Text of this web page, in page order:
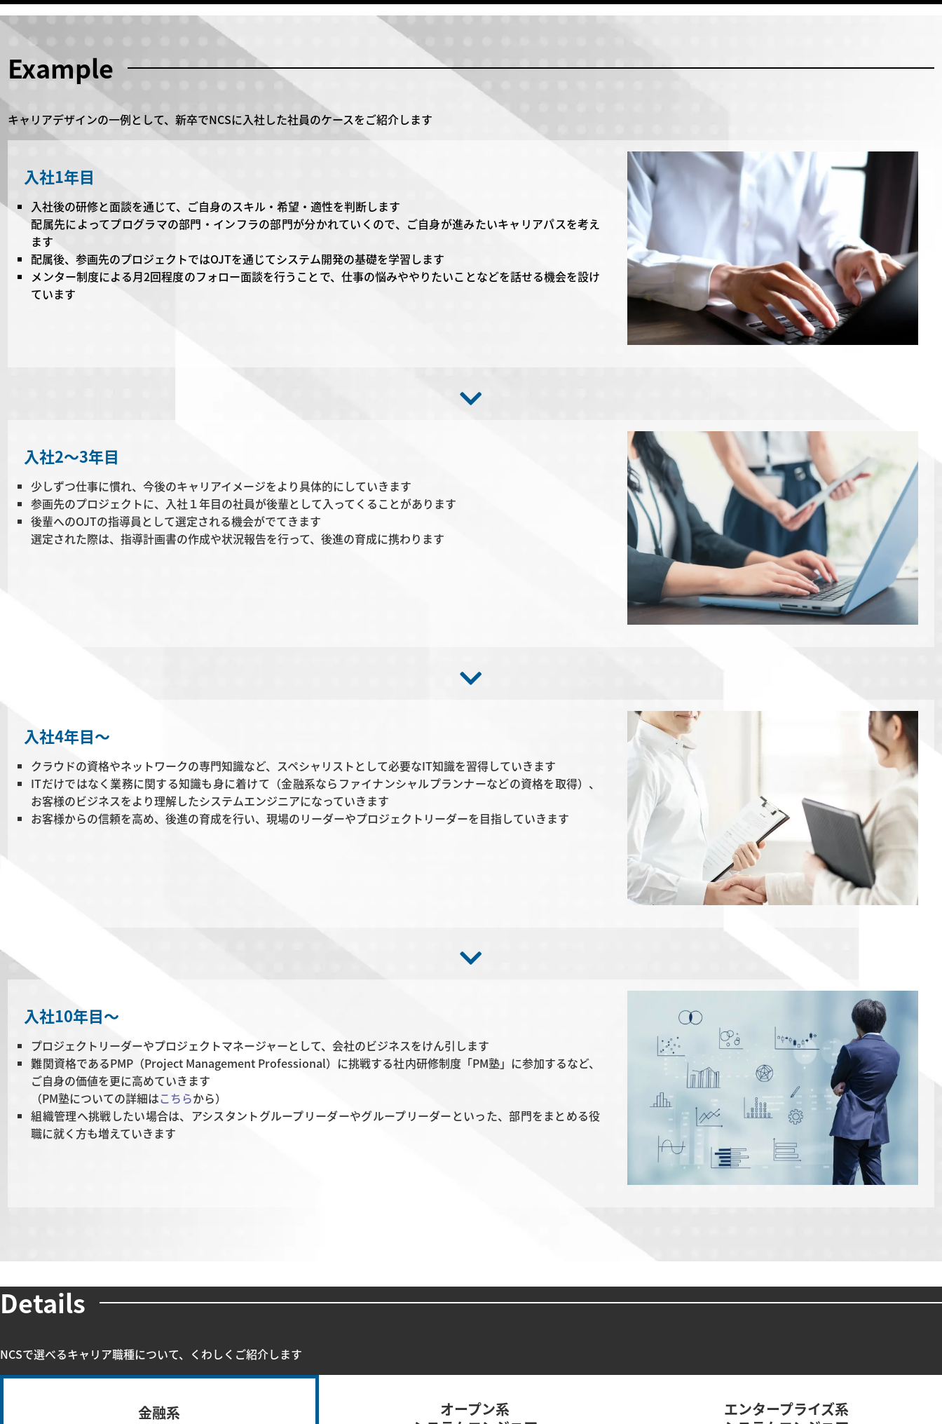
Example
キャリアデザインの一例として、新卒でNCSに入社した社員のケースをご紹介します
入社1年目
入社後の研修と面談を通じて、ご自身のスキル・希望・適性を判断します
配属先によってプログラマの部門・インフラの部門が分かれていくので、ご自身が進みたいキャリアパスを考え
ます
配属後、参画先のプロジェクトではOJTを通じてシステム開発の基礎を学習します
メンター制度による月2回程度のフォロー面談を行うことで、仕事の悩みややりたいことなどを話せる機会を設け
ています
入社2～3年目
少しずつ仕事に慣れ、今後のキャリアイメージをより具体的にしていきます
参画先のプロジェクトに、入社１年目の社員が後輩として入ってくることがあります
後輩へのOJTの指導員として選定される機会がでてきます
選定された際は、指導計画書の作成や状況報告を行って、後進の育成に携わります
入社4年目～
クラウドの資格やネットワークの専門知識など、スペシャリストとして必要なIT知識を習得していきます
ITだけではなく業務に関する知識も身に着けて（金融系ならファイナンシャルプランナーなどの資格を取得）、
お客様のビジネスをより理解したシステムエンジニアになっていきます
お客様からの信頼を高め、後進の育成を行い、現場のリーダーやプロジェクトリーダーを目指していきます
入社10年目～
プロジェクトリーダーやプロジェクトマネージャーとして、会社のビジネスをけん引します
難関資格であるPMP（Project Management Professional）に挑戦する社内研修制度「PM塾」に参加するなど、
ご自身の価値を更に高めていきます
（PM塾についての詳細はこちらから）
組織管理へ挑戦したい場合は、アシスタントグループリーダーやグループリーダーといった、部門をまとめる役
職に就く方も増えていきます
Details
NCSで選べるキャリア職種について、くわしくご紹介します
金融系
オープン系
エンタープライズ系